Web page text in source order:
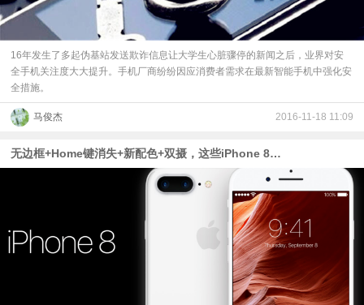
16年发生了多起伪基站发送欺诈信息让大学生心脏骤停的新闻之后，业界对安
全手机关注度大大提升。手机厂商纷纷因应消费者需求在最新智能手机中强化安
全措施。
马俊杰 2016-11-18 11:09
无边框+Home键消失+新配色+双摄，这些iPhone 8统统都有